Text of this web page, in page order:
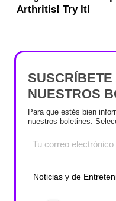
SUSCRÍBETE
NUESTROS
Para que estés bien
nuestros boletines.